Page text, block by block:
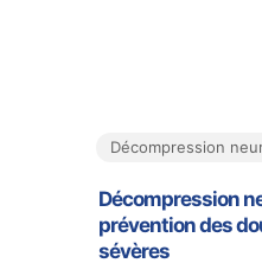
Décompression
Décompression
prévention des
sévères